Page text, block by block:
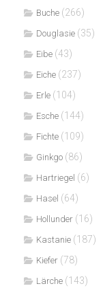
Buche (266)
Douglasie (35)
Eibe (43)
Eiche (237)
Erle (104)
Esche (144)
Fichte (109)
Ginkgo (86)
Hartriegel (6)
Hasel (64)
Hollunder (16)
Kastanie (187)
Kiefer (78)
Lärche (143)